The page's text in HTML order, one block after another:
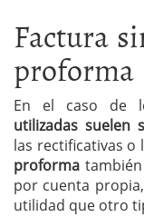
Factura
proforma
En el caso de
utilizadas suelen
las rectificativas o
proforma
por cuenta
utilidad que otro